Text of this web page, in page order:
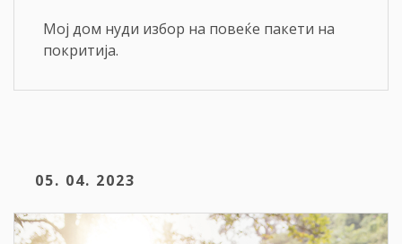
Мој дом нуди избор на повеќе пакети на
покритија.
05. 04. 2023